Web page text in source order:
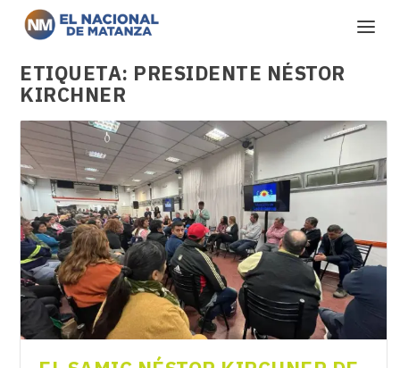
ETIQUETA: PRESIDENTE NÉSTOR
KIRCHNER